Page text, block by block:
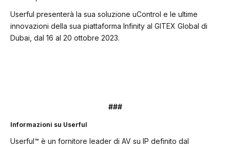
Userful presenterà la sua soluzione uControl e le ultime
innovazioni della sua piattaforma Infinity al GITEX Global di
Dubai, dal 16 al 20 ottobre 2023.
###
Informazioni su Userful
Userful™ è un fornitore leader di AV su IP definito dal